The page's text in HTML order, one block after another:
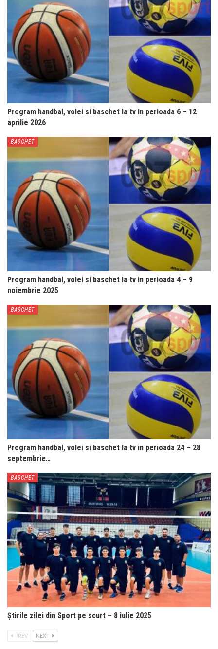
Program handbal, volei si baschet la tv in perioada 6 – 12
aprilie 2026
BASCHET
Program handbal, volei si baschet la tv in perioada 4 – 9
noiembrie 2025
BASCHET
Program handbal, volei si baschet la tv in perioada 24 – 28
septembrie…
BASCHET
Știrile zilei din Sport pe scurt – 8 iulie 2025
PREV NEXT